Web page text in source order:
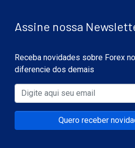
Assine nossa
Receba novidades sobre Forex
diferencie dos demais
Quero receber